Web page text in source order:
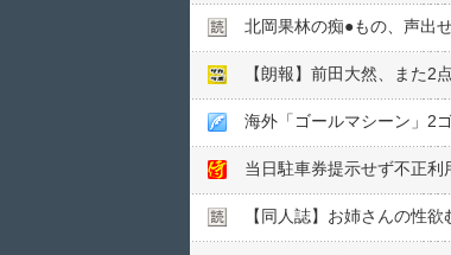
北岡果林の痴●︎もの、声出
【朗報】前田大然、また2
海外「ゴールマシーン」2
当日駐車券提示せず不正
【同人誌】お姉さんの性